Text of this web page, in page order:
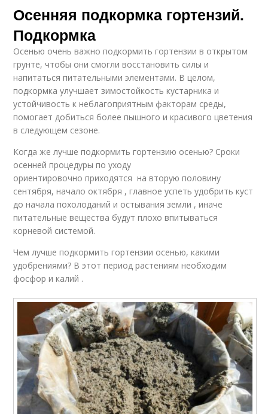
Осенняя подкормка гортензий.
Подкормка
Осенью очень важно подкормить гортензии в открытом
грунте, чтобы они смогли восстановить силы и
напитаться питательными элементами. В целом,
подкормка улучшает зимостойкость кустарника и
устойчивость к неблагоприятным факторам среды,
помогает добиться более пышного и красивого цветения
в следующем сезоне.
Когда же лучше подкормить гортензию осенью? Сроки
осенней процедуры по уходу
ориентировочно приходятся на вторую половину
сентября, начало октября , главное успеть удобрить куст
до начала похолоданий и остывания земли , иначе
питательные вещества будут плохо впитываться
корневой системой.
Чем лучше подкормить гортензии осенью, какими
удобрениями? В этот период растениям необходим
фосфор и калий .